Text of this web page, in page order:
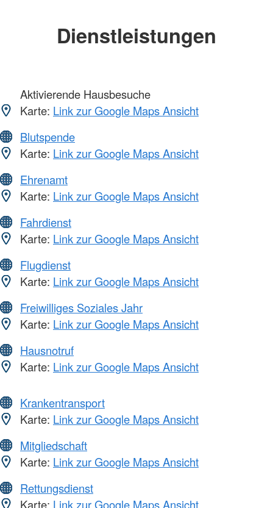
Dienstleistungen
Aktivierende Hausbesuche
Karte: Link zur Google Maps Ansicht
Blutspende
Karte: Link zur Google Maps Ansicht
Ehrenamt
Karte: Link zur Google Maps Ansicht
Fahrdienst
Karte: Link zur Google Maps Ansicht
Flugdienst
Karte: Link zur Google Maps Ansicht
Freiwilliges Soziales Jahr
Karte: Link zur Google Maps Ansicht
Hausnotruf
Karte: Link zur Google Maps Ansicht
Krankentransport
Karte: Link zur Google Maps Ansicht
Mitgliedschaft
Karte: Link zur Google Maps Ansicht
Rettungsdienst
Karte: Link zur Google Maps Ansicht